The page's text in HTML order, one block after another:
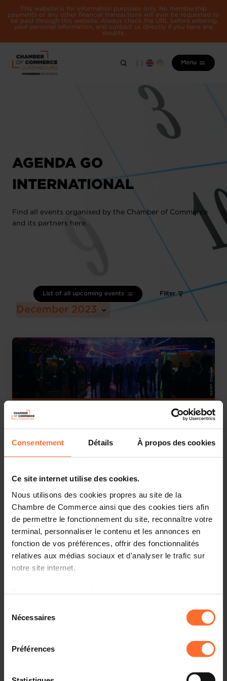
Consentement Détails À propos des cookies
Ce site internet utilise des cookies.
Nous utilisons des cookies propres au site de la
Chambre de Commerce ainsi que des cookies tiers afin
de permettre le fonctionnement du site, reconnaître votre
terminal, personnaliser le contenu et les annonces en
fonction de vos préférences, offrir des fonctionnalités
relatives aux médias sociaux et d'analyser le trafic sur
notre site internet.
à l’exception des cookies strictement nécessaires au
fonctionnement du site. Une description des différents
cookies est accessible sous l’onglet « Détails » ci-
dessus.
Il est précisé que la navigation sur le site et certaines
Nécessaires
Préférences
This website is for information purposes only. No membership
payments or any other financial transactions will ever be requested to
be paid through this website. Always check the URL before entering
your personal information, and contact us directly if you have any
doubts.
Menu
AGENDA GO
INTERNATIONAL
Find all events organised by the Chamber of Commerce
and its partners here.
December 2023
List of all upcoming events Filter
Slush 2023 - Trade fair visit
English Helsinki (FI)
14th Taiwan-Luxembourg Joint Business Council